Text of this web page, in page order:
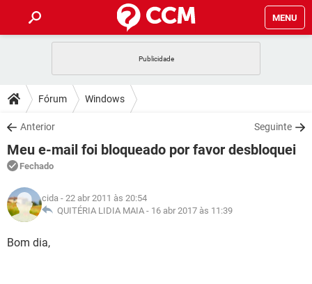
MENU
CELULAR
OUTLOOK
INSTAGRAM GMAIL
GUIA DE COMPRAS
DICAS
JOGOS
OUTLOOK
INSTAGRAM
GUIA DE COMPRAS
DOWNLOADS
JOGOS WHATSAPP
CELULAR
OUTLOOK
INSTAGRAM
GUIA DE COMPRAS
FÓRUM
JOGOS
CELULAR FACEBOOK
GLOSSÁRIO
JOGOS
CELULAR
Fórum Windows
Anterior Seguinte
Meu e-mail foi bloqueado por favor desbloquei
Fechado
cida - 22 abr 2011 às 20:54
QUITÉRIA LIDIA MAIA - 16 abr 2017 às 11:39
Bom dia,